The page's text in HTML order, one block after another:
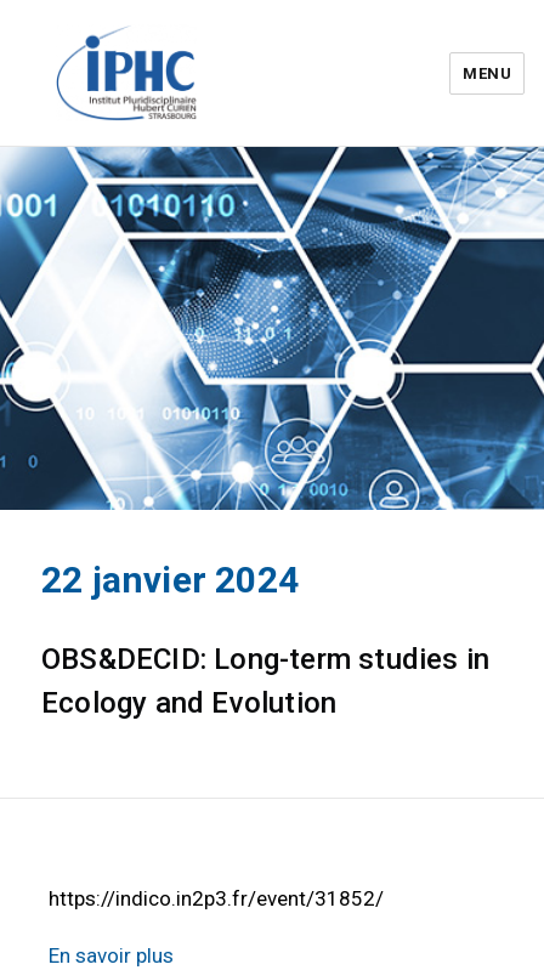
Institut pluridisciplinaire Hubert
Curien – IPHC
MENU
22 janvier 2024
OBS&DECID: Long-term studies in
Ecology and Evolution
https://indico.in2p3.fr/event/31852/
En savoir plus